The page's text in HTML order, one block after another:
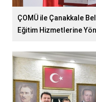
ÇOMÜ ile Çanakkale
Eğitim Hizmetlerine